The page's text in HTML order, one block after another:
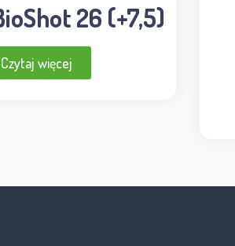
26 (+7,5)
Czytaj więcej